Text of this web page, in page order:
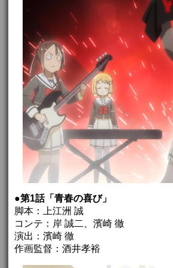
●第1話「青春の喜び」
脚本：上江洲 誠
コンテ：岸 誠二、濱崎 徹
演出：濱崎 徹
作画監督：酒井孝裕